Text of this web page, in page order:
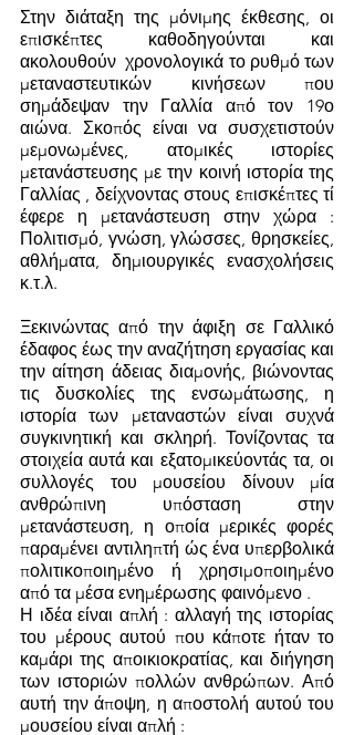
Στην διάταξη της μόνιμης έκθεσης, οι
επισκέπτες καθοδηγούνται και
ακολουθούν  χρονολογικά το ρυθμό των
μεταναστευτικών κινήσεων που
σημάδεψαν την Γαλλία από τον 19ο
αιώνα. Σκοπός είναι να συσχετιστούν
μεμονωμένες, ατομικές ιστορίες
μετανάστευσης με την κοινή ιστορία της
Γαλλίας , δείχνοντας στους επισκέπτες τί
έφερε η μετανάστευση στην χώρα :
Πολιτισμό, γνώση, γλώσσες, θρησκείες,
αθλήματα, δημιουργικές ενασχολήσεις
κ.τ.λ.
Ξεκινώντας από την άφιξη σε Γαλλικό
έδαφος έως την αναζήτηση εργασίας και
την αίτηση άδειας διαμονής, βιώνοντας
τις δυσκολίες της ενσωμάτωσης, η
ιστορία των μεταναστών είναι συχνά
συγκινητική και σκληρή. Τονίζοντας τα
στοιχεία αυτά και εξατομικεύοντάς τα, οι
συλλογές του μουσείου δίνουν μία
ανθρώπινη υπόσταση στην
μετανάστευση, η οποία μερικές φορές
παραμένει αντιληπτή ώς ένα υπερβολικά
πολιτικοποιημένο ή χρησιμοποιημένο
από τα μέσα ενημέρωσης φαινόμενο .
Η ιδέα είναι απλή : αλλαγή της ιστορίας
του μέρους αυτού που κάποτε ήταν το
καμάρι της αποικιοκρατίας, και διήγηση
των ιστοριών πολλών ανθρώπων. Από
αυτή την άποψη, η αποστολή αυτού του
μουσείου είναι απλή :